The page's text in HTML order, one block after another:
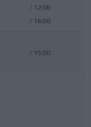
/ 12:00
/ 16:00
/ 15:00